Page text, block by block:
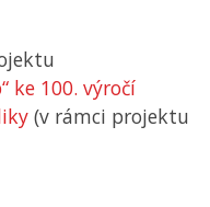
ke 100. výročí
(v rámci projektu